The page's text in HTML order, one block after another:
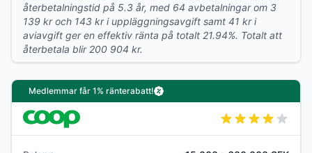
återbetalningstid på 5.3 år, med 64 avbetalningar om 3
139 kr och 143 kr i uppläggningsavgift samt 41 kr i
aviavgift ger en effektiv ränta på totalt 21.94%. Totalt att
återbetala blir 200 904 kr.
Medlemmar får 1% ränterabatt!